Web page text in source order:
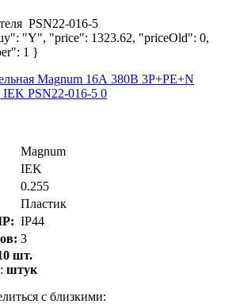
PSN22-016-5
"Y", "price": 1323.62, "priceOld": 0,
1 }
Magnum
IEK
0.255
Пластик
IP44
3
шт.
штук
с близкими: